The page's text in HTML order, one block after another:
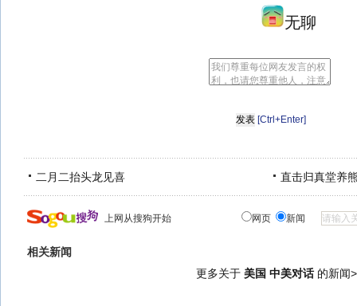
无聊
[Ctrl+Enter]
二月二抬头龙见喜 直击归真堂养
上网从搜狗开始 网页 新闻
相关新闻
更多关于 美国 中美对话的新闻